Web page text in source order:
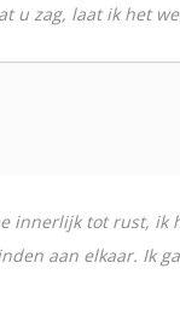
u zag, laat ik het
innerlijk tot rust, ik
aan elkaar. Ik